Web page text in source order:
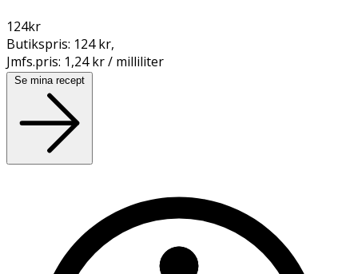
124kr
Butikspris: 124 kr,
Jmfs.pris: 1,24 kr / milliliter
Se mina recept